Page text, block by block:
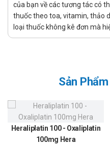
Liều dùng:
Người lớn: Liều thông
8 giờ, trường hợp
được vượt quá 4g.
Suy thận : Thường
của suy thận từ trung
của thuốc ở bệnh nhân
của bạn về các tương tác có
thuốc theo toa, vitamin, thảo
loại thuốc không kê đơn mà
Sản
Heraliplatin 100 - Oxaliplatin
100mg Hera